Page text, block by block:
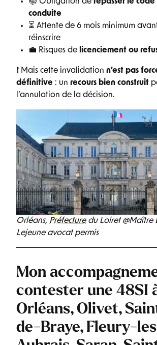
conduite
⏳ Attente de 6 mois minimum
réinscrire
💼 Risques de licenciement ou
❗ Mais cette invalidation n’est pas
définitive : un recours bien construit
l’annulation de la décision.
Orléans, Préfecturedu Loiret @Maître
Lejeune avocat permis
Mon
contester une 48SI
Orléans,Olivet,
de-Braye, Fleury-